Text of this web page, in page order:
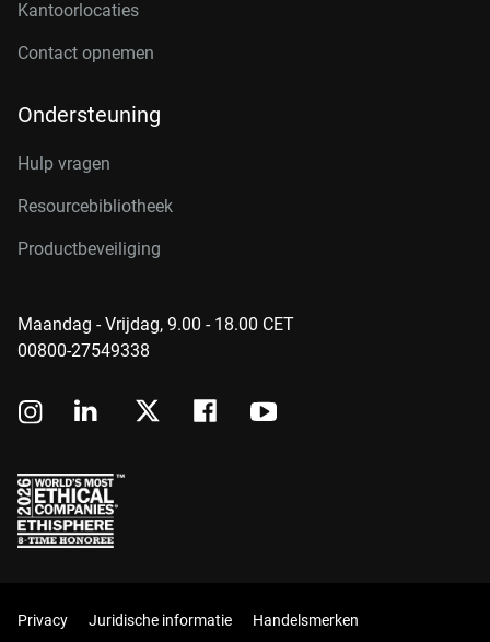
Kantoorlocaties
Contact opnemen
Ondersteuning
Hulp vragen
Resourcebibliotheek
Productbeveiliging
Maandag - Vrijdag, 9.00 - 18.00 CET
00800-27549338
Privacy Juridische informatie Handelsmerken